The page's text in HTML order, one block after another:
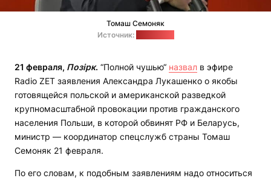
Томаш Семоняк
Источник:
21 февраля, Позірк. “Полной чушью“ назвал в эфире
Radio ZET заявления Александра Лукашенко о якобы
готовящейся польской и американской разведкой
крупномасштабной провокации против гражданского
населения Польши, в которой обвинят РФ и Беларусь,
министр — координатор спецслужб страны Томаш
Семоняк 21 февраля.
По его словам, к подобным заявлениям надо относиться